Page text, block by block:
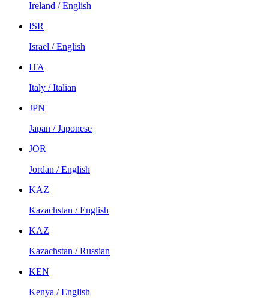
Ireland / English
ISR
Israel / English
ITA
Italy / Italian
JPN
Japan / Japonese
JOR
Jordan / English
KAZ
Kazachstan / English
KAZ
Kazachstan / Russian
KEN
Kenya / English